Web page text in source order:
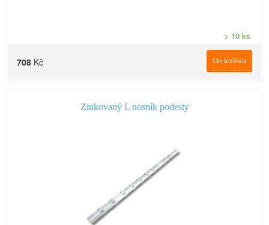
> 10 ks
Do košíku
708 Kč
Zinkovaný L nosník podesty